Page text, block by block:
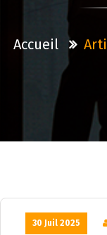
Accueil
30 Juil 2025